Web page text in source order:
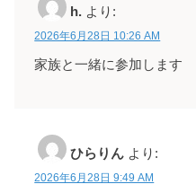
h. より:
2026年6月28日 10:26 AM
家族と一緒に参加します
ひらりん より:
2026年6月28日 9:49 AM